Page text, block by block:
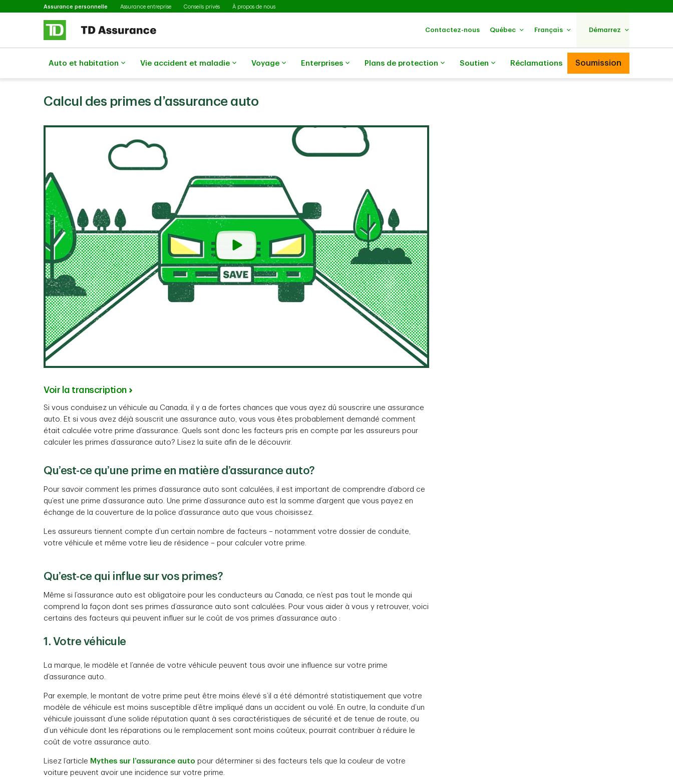
Passer au contenu principal
Assurance personnelle Sélectionné
Assurance entreprise Conseils privés À propos de nous
Contactez-nous Québec Français Démarrez
Auto et habitation Vie accident et maladie Voyage Enterprises Plans de protection Soutien Réclamations Soumission
Calcul des primes d’assurance auto
Voir la transcription
Si vous conduisez un véhicule au Canada, il y a de fortes chances que vous ayez dû souscrire une assurance
auto. Et si vous avez déjà souscrit une assurance auto, vous vous êtes probablement demandé comment
était calculée votre prime d’assurance. Quels sont donc les facteurs pris en compte par les assureurs pour
calculer les primes d’assurance auto? Lisez la suite afin de le découvrir.
Qu’est-ce qu’une prime en matière d’assurance auto?
Pour savoir comment les primes d’assurance auto sont calculées, il est important de comprendre d’abord ce
qu’est une prime d’assurance auto. Une prime d’assurance auto est la somme d’argent que vous payez en
échange de la couverture de la police d’assurance auto que vous choisissez.
Les assureurs tiennent compte d’un certain nombre de facteurs – notamment votre dossier de conduite,
votre véhicule et même votre lieu de résidence – pour calculer votre prime.
Qu’est-ce qui influe sur vos primes?
Même si l’assurance auto est obligatoire pour les conducteurs au Canada, ce n’est pas tout le monde qui
comprend la façon dont ses primes d’assurance auto sont calculées. Pour vous aider à vous y retrouver, voici
certains des facteurs qui peuvent influer sur le coût de vos primes d’assurance auto :
1. Votre véhicule
La marque, le modèle et l’année de votre véhicule peuvent tous avoir une influence sur votre prime
d’assurance auto.
Par exemple, le montant de votre prime peut être moins élevé s’il a été démontré statistiquement que votre
modèle de véhicule est moins susceptible d’être impliqué dans un accident ou volé. En outre, la conduite d’un
véhicule jouissant d’une solide réputation quant à ses caractéristiques de sécurité et de tenue de route, ou
d’un véhicule dont les réparations ou le remplacement sont moins coûteux, pourrait contribuer à réduire le
coût de votre assurance auto.
Lisez l’article Mythes sur l’assurance auto pour déterminer si des facteurs tels que la couleur de votre
voiture peuvent avoir une incidence sur votre prime.